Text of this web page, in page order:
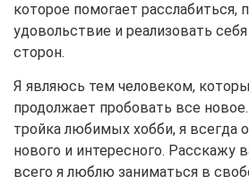
которое помогает расслабиться,
удовольствие и реализовать
сторон.
Я являюсь тем человеком,
продолжает пробовать все
тройка любимых хобби, я всегда
нового и интересного. Расскажу
всего я люблю заниматься в